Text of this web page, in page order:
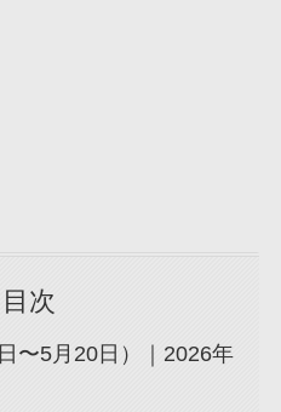
目次
〜5月20日）｜2026年